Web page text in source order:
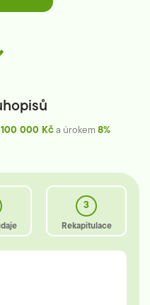
100 000 Kča úrokem 8%
Rekapitulace